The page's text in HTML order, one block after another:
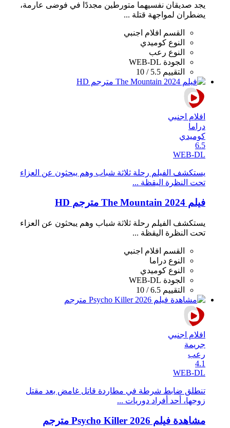
يجد صديقان نفسيهما متورطين مجددًا في فوضى عارمة،
يضطران لمواجهة قتلة ...
القسم
افلام اجنبي
النوع كوميدي
النوع رعب
الجودة WEB-DL
التقييم 5.5 / 10
افلام اجنبي
دراما
كوميدي
6.5
WEB-DL
يستكشف الفيلم رحلة ثلاثة شباب وهم يبحثون عن العزاء
تحت النظرة اليقظة ...
فيلم The Mountain 2024 مترجم HD
يستكشف الفيلم رحلة ثلاثة شباب وهم يبحثون عن العزاء
تحت النظرة اليقظة ...
القسم
افلام اجنبي
النوع دراما
النوع كوميدي
الجودة WEB-DL
التقييم 6.5 / 10
افلام اجنبي
جريمة
رعب
4.1
WEB-DL
تنطلق ضابط شرطة في مطاردة قاتل غامض بعد مقتل
زوجها، أحد أفراد دوريات ...
مشاهدة فيلم Psycho Killer 2026 مترجم